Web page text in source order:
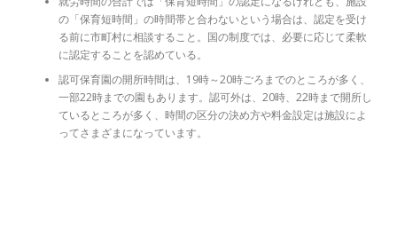
の「保育短時間」の時間帯と合わないという場合は、認定を受け
る前に市町村に相談すること。国の制度では、必要に応じて柔軟
に認定することを認めている。
認可保育園の開所時間は、19時～20時ごろまでのところが多く、
一部22時までの園もあります。認可外は、20時、22時まで開所し
ているところが多く、時間の区分の決め方や料金設定は施設によ
ってさまざまになっています。